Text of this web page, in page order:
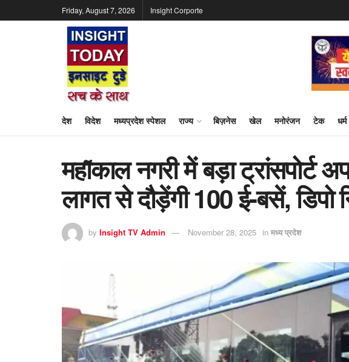
Friday, August 7, 2026 Insight Corporte
देश विदेश मध्यप्रदेश स्पेशल राज्य बिज़नेस खेल मनोरंजन टेक
महा̃काल नगरी में बड़ा ट्रांसपोर्ट
लागत से दौड़ेंगी 100 ई-बसें, डिपो
by Insight TV Admin November 28, 2025 in मध्य प्रदेश